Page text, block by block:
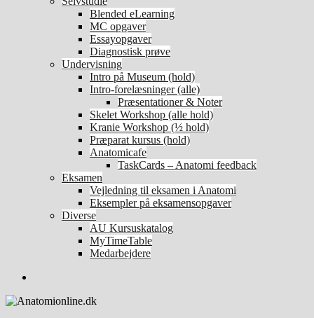
Blended eLearning
MC opgaver
Essayopgaver
Diagnostisk prøve
Undervisning
Intro på Museum (hold)
Intro-forelæsninger (alle)
Præsentationer & Noter
Skelet Workshop (alle hold)
Kranie Workshop (½ hold)
Præparat kursus (hold)
Anatomicafe
TaskCards – Anatomi feedback
Eksamen
Vejledning til eksamen i Anatomi
Eksempler på eksamensopgaver
Diverse
AU Kursuskatalog
MyTimeTable
Medarbejdere